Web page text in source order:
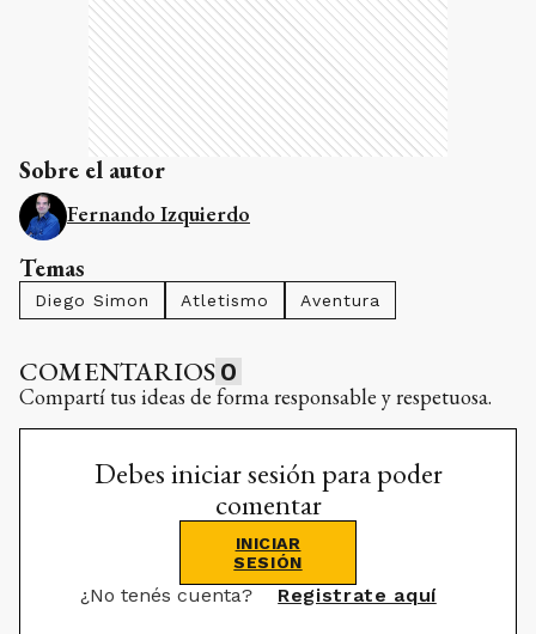
Sobre el autor
Fernando Izquierdo
Temas
Diego Simon Atletismo Aventura
COMENTARIOS 0
Compartí tus ideas de forma responsable y respetuosa.
Debes iniciar sesión para poder
comentar
INICIAR
SESIÓN
¿No tenés cuenta? Registrate aquí